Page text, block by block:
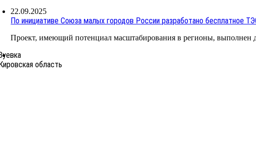
22.09.2025
По инициативе Союза малых городов России разработано бесплатное
Проект, имеющий потенциал масштабирования в регионы, выполнен
область